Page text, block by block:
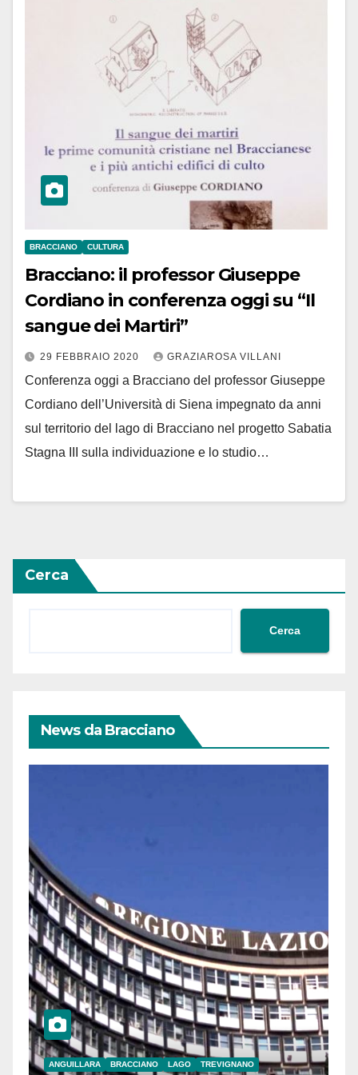
BRACCIANO CULTURA
Bracciano: il professor Giuseppe
Cordiano in conferenza oggi su “Il
sangue dei Martiri”
29 FEBBRAIO 2020 GRAZIAROSA VILLANI
Conferenza oggi a Bracciano del professor Giuseppe
Cordiano dell’Università di Siena impegnato da anni
sul territorio del lago di Bracciano nel progetto Sabatia
Stagna III sulla individuazione e lo studio…
Cerca
Cerca
News da Bracciano
ANGUILLARA BRACCIANO LAGO TREVIGNANO